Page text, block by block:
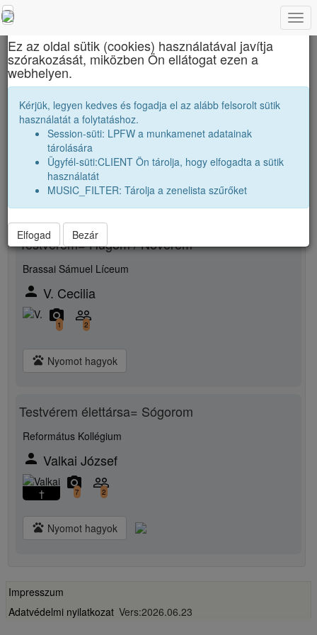
Báthory István Elméleti Líceum
Kászoni Zoltán
whatshot
Új rokonsági kapcsolat megjelölése
Rokon neme
Testvérem= Hugom / Növérem
Brassai Sámuel Líceum
person V. Cecilia
camera_alt
1
people_outline
2
pets Nyomot hagyok
Testvérem élettársa= Sógorom
Református Kollégium
person Valkai József
†
camera_alt
7
people_outline
2
pets Nyomot hagyok
Impresszum
Adatvédelmi nyilatkozat Vers:2026.06.23
Ez az oldal sütik (cookies) használatával javítja
szórakozását, miközben Ön ellátogat ezen a
webhelyen.
Kérjük, legyen kedves és fogadja el az alább felsorolt sütik
használatát a folytatáshoz.
Session-süti: LPFW a munkamenet adatainak
tárolására
Ügyfél-süti:CLIENT Ön tárolja, hogy elfogadta a sütik
használatát
MUSIC_FILTER: Tárolja a zenelista szűrőket
Elfogad Bezár